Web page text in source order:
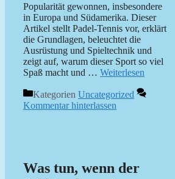
Popularität gewonnen, insbesondere
in Europa und Südamerika. Dieser
Artikel stellt Padel-Tennis vor, erklärt
die Grundlagen, beleuchtet die
Ausrüstung und Spieltechnik und
zeigt auf, warum dieser Sport so viel
Spaß macht und … Weiterlesen
Kategorien Uncategorized
Kommentar hinterlassen
Was tun, wenn der